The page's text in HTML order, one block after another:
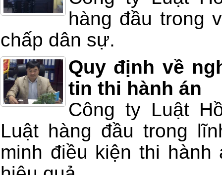
hàng đầu trong
chấp dân sự.
Quy định về
tin thi hành án
Công ty Luật
Luật hàng đầu trong
minh điều kiện thi